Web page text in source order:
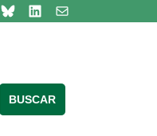
en Instagram
Bluesky
Síguenos en Linkedincontacto
BUSCAR